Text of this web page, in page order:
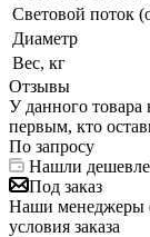
Световой поток
Диаметр
Вес, кг
Отзывы
У данного товара
первым, кто
По запросу
Нашли
Под заказ
Наши менеджеры
условия заказа